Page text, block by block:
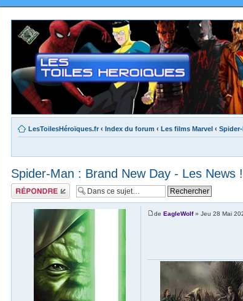
LesToilesHéroïques.fr ‹ Index du forum ‹ Les films Marvel ‹
Spider-Man : Brand New Day - Les News !
Répondre
de EagleWolf» Jeu 28 Mai